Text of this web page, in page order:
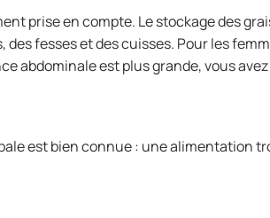
prise en compte. Le stockage des
fesses et des cuisses. Pour les
abdominale est plus grande, vous
est bien connue : une alimentation